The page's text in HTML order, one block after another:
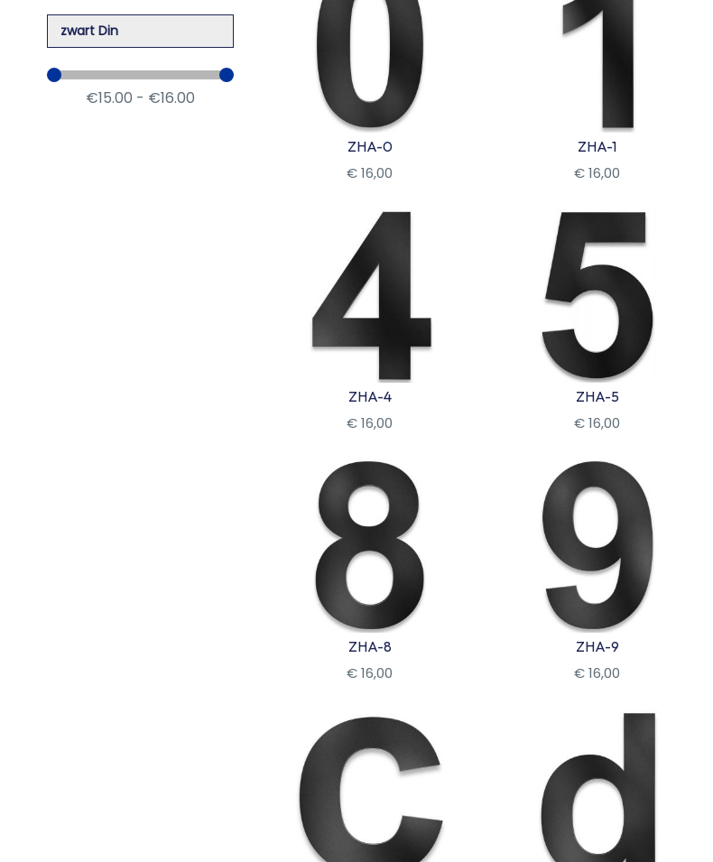
ZHA-0
€16,00
ZHA-1
€16,00
ZHA-4
€16,00
ZHA-5
€16,00
ZHA-8
€16,00
ZHA-9
€16,00
zwart Din
€15.00 - €16.00